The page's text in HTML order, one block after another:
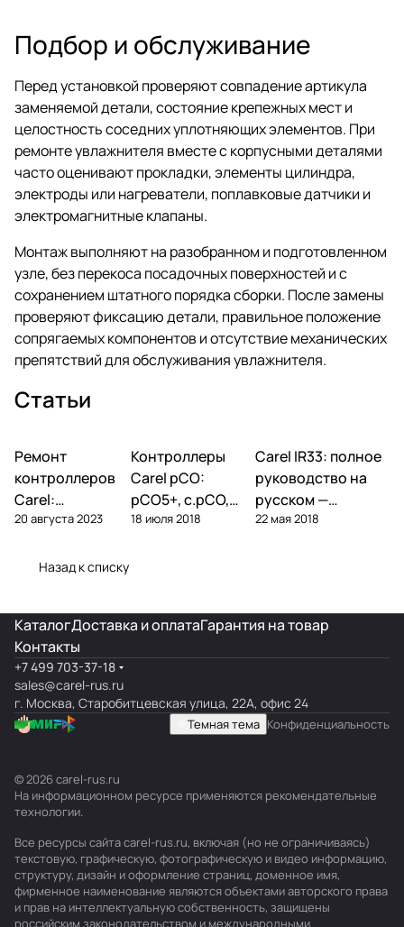
Подбор и обслуживание
Перед установкой проверяют совпадение артикула
заменяемой детали, состояние крепежных мест и
целостность соседних уплотняющих элементов. При
ремонте увлажнителя вместе с корпусными деталями
часто оценивают прокладки, элементы цилиндра,
электроды или нагреватели, поплавковые датчики и
электромагнитные клапаны.
Монтаж выполняют на разобранном и подготовленном
узле, без перекоса посадочных поверхностей и с
сохранением штатного порядка сборки. После замены
проверяют фиксацию детали, правильное положение
сопрягаемых компонентов и отсутствие механических
препятствий для обслуживания увлажнителя.
Статьи
Автоматика и
контроллеры
Ремонт
контроллеров
Carel:
диагностика
поломок и
20 августа 2023
Автоматика и
контроллеры
Контроллеры
Carel pCO:
pCO5+, c.pCO,
pCO mini —
18 июля 2018
Автоматика и
контроллеры
Carel IR33: полное
руководство на
русском —
параметры,
22 мая 2018
Назад к списку
КаталогДоставка и оплатаГарантия на товар
Контакты
+7 499 703-37-18
sales@carel-rus.ru
г. Москва, Старобитцевская улица, 22А, офис 24
Темная тема Конфиденциальность
© 2026 carel-rus.ru
На информационном ресурсе применяются рекомендательные
технологии.
Все ресурсы сайта carel-rus.ru, включая (но не ограничиваясь)
текстовую, графическую, фотографическую и видео информацию,
структуру, дизайн и оформление страниц, доменное имя,
фирменное наименование являются объектами авторского права
и прав на интеллектуальную собственность, защищены
российским законодательством и международными